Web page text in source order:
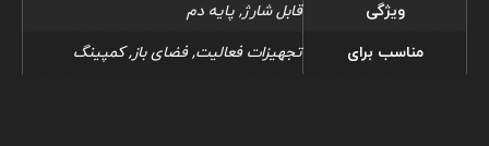
ویژگی
قابل شارژ, پایه دم
مناسب برای
تجهیزات فعالیت, فضای باز, کمپینگ